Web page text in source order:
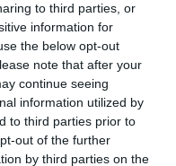
to third parties, or
information for
the below opt-out
note that after your
continue seeing
information utilized by
to third parties prior to
out of the further
by third parties on the
Crédit photo :
Wi-Fi gratuite